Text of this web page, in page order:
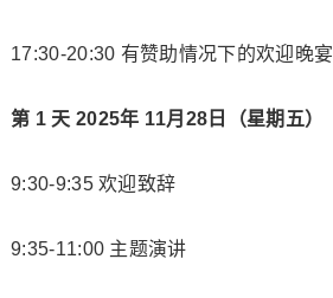
17:30-20:30 有赞助情况下的欢迎晚宴
第 1 天 2025年 11月28日（星期五）
9:30-9:35 欢迎致辞
9:35-11:00 主题演讲